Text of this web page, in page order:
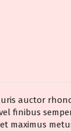
auctor
finibus
maximus